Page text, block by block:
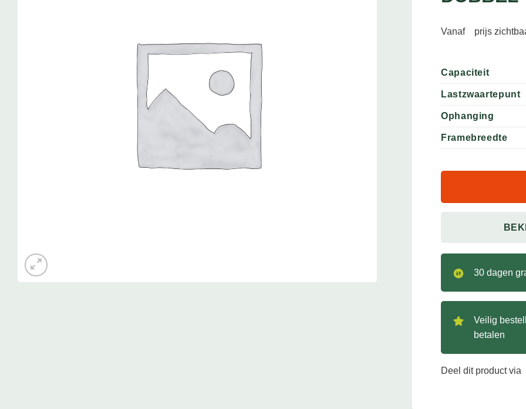
Vanaf prijs
Capaciteit
Lastzwaartepunt
Ophanging
Framebreedte
30 dagen
Veilig
betalen
Deel dit product via